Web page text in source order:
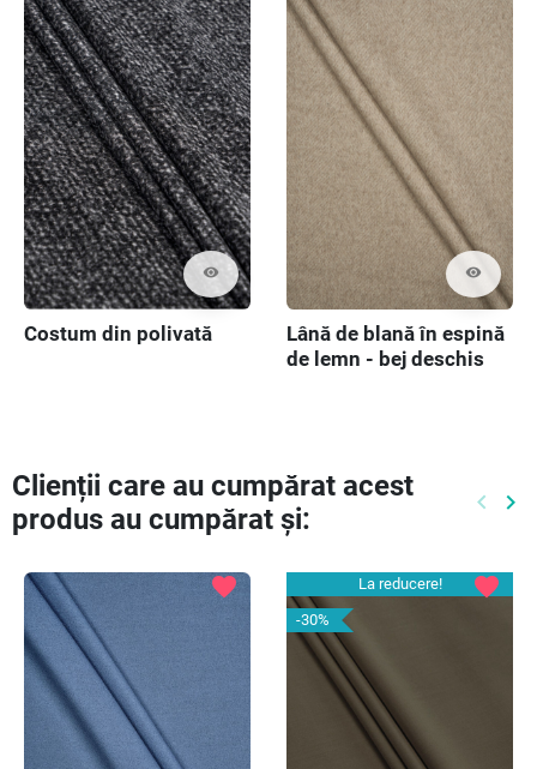
visibility
Costum din polivată
visibility
Lână de blană în espină
de lemn - bej deschis
Clienții care au cumpărat acest
produs au cumpărat și:
keyboard_arrow_left keyboard_arrow_right
favorite
La reducere!
-30%
favorite